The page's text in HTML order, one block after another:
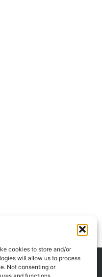
cookies to store and/or
will allow us to process
Not consenting or